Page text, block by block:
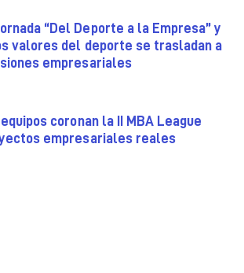
“Del Deporte a la Empresa” y
valores del deporte se trasladan a
empresariales
coronan la II MBA League
empresariales reales